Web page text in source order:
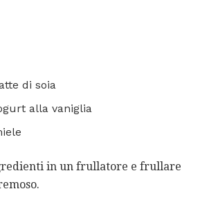
di soia
alla vaniglia
in un frullatore e frullare